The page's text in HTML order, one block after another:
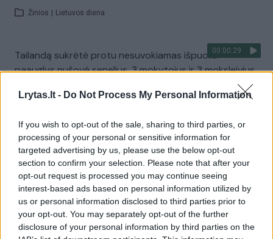
Lrytas.lt - Do Not Process My Personal Information
If you wish to opt-out of the sale, sharing to third parties, or
processing of your personal or sensitive information for
targeted advertising by us, please use the below opt-out
section to confirm your selection. Please note that after your
opt-out request is processed you may continue seeing
interest-based ads based on personal information utilized by
us or personal information disclosed to third parties prior to
your opt-out. You may separately opt-out of the further
disclosure of your personal information by third parties on the
Žinios Lietuvos diena
00:00:29
Tailandą sukrėtė protu nesuvokiamas išpuolis:
paauglys nušovė senelius, 3 mokytojus ir 3 moksleivius
Žinios | Pasaulis
Visi įrašai
Žiūrimiausi įrašai
00:00:30
Vaizdai iš tragiškos avarijos Vilniaus r.: dviejų moterų ir